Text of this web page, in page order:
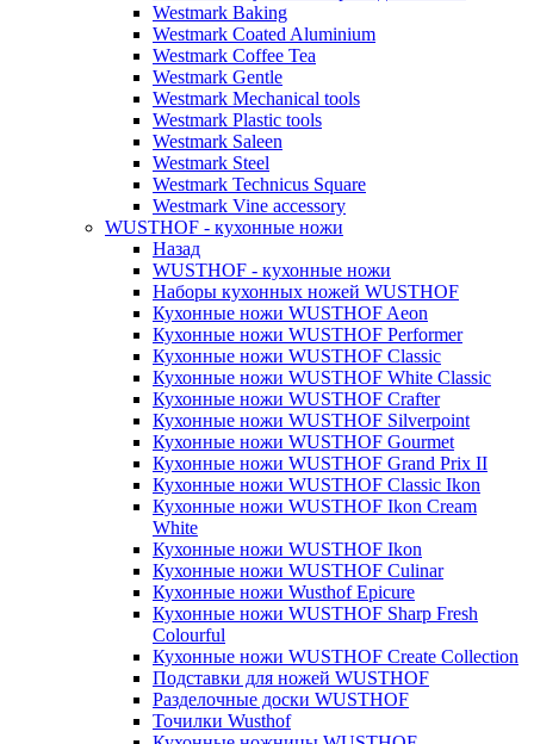
Westmark Baking
Westmark Coated Aluminium
Westmark Coffee Tea
Westmark Gentle
Westmark Mechanical tools
Westmark Plastic tools
Westmark Saleen
Westmark Steel
Westmark Technicus Square
Westmark Vine accessory
WUSTHOF - кухонные ножи
Назад
WUSTHOF - кухонные ножи
Наборы кухонных ножей WUSTHOF
Кухонные ножи WUSTHOF Aeon
Кухонные ножи WUSTHOF Performer
Кухонные ножи WUSTHOF Classic
Кухонные ножи WUSTHOF White Classic
Кухонные ножи WUSTHOF Crafter
Кухонные ножи WUSTHOF Silverpoint
Кухонные ножи WUSTHOF Gourmet
Кухонные ножи WUSTHOF Grand Prix II
Кухонные ножи WUSTHOF Classic Ikon
Кухонные ножи WUSTHOF Ikon Cream
White
Кухонные ножи WUSTHOF Ikon
Кухонные ножи WUSTHOF Culinar
Кухонные ножи Wusthof Epicure
Кухонные ножи WUSTHOF Sharp Fresh
Colourful
Кухонные ножи WUSTHOF Create Collection
Подставки для ножей WUSTHOF
Разделочные доски WUSTHOF
Точилки Wusthof